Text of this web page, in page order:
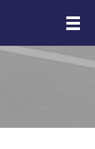
メ